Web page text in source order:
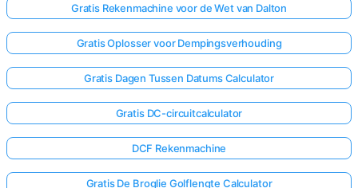
Gratis Rekenmachine voor de Wet van Dalton
Gratis Oplosser voor Dempingsverhouding
Gratis Dagen Tussen Datums Calculator
Gratis DC-circuitcalculator
DCF Rekenmachine
Gratis De Broglie Golflengte Calculator